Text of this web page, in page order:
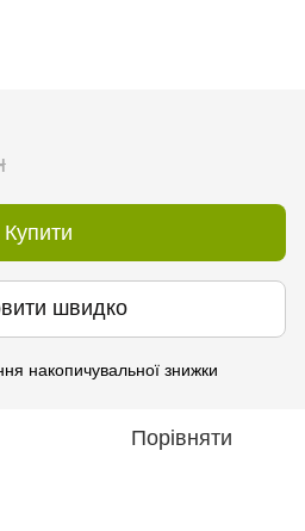
Купити
швидко
накопичувальної знижки
Порівняти